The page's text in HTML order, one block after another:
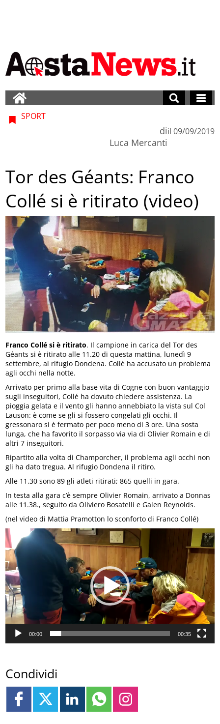
SPORT
di
Luca Mercanti
il 09/09/2019
Tor des Géants: Franco
Collé si è ritirato (video)
Franco Collé si è ritirato. Il campione in carica del Tor des
Géants si è ritirato alle 11.20 di questa mattina, lunedì 9
settembre, al rifugio Dondena. Collé ha accusato un problema
agli occhi nella notte.
Arrivato per primo alla base vita di Cogne con buon vantaggio
sugli inseguitori, Collé ha dovuto chiedere assistenza. La
pioggia gelata e il vento gli hanno annebbiato la vista sul Col
Lauson: è come se gli si fossero congelati gli occhi. Il
gressonaro si è fermato per poco meno di 3 ore. Una sosta
lunga, che ha favorito il sorpasso via via di Olivier Romain e di
altri 7 inseguitori.
Ripartito alla volta di Champorcher, il problema agli occhi non
gli ha dato tregua. Al rifugio Dondena il ritiro.
Alle 11.30 sono 89 gli atleti ritirati; 865 quelli in gara.
In testa alla gara c’è sempre Olivier Romain, arrivato a Donnas
alle 11.38., seguito da Oliviero Bosatelli e Galen Reynolds.
(nel video di Mattia Pramotton lo sconforto di Franco Collé)
Video
Player
00:00 00:35
Condividi